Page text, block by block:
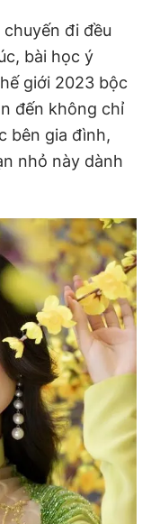
ngày 24.3.2020
Niên. Cấm sao
chấp thuận bằng văn
chuyến đi đều
bài học ý
giới 2023 bộc
đến không chỉ
bên gia đình,
nhỏ này dành